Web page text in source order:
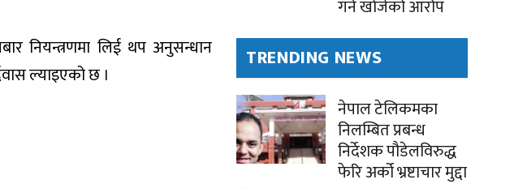
नियन्त्रणमा लिई थप अनुसन्धान
ल्याइएको छ ।
गर्न खोजेको आरोप
TRENDING NEWS
नेपाल टेलिकमका
निलम्बित प्रबन्ध
निर्देशक पौडेलविरुद्ध
फेरि अर्को भ्रष्टाचार मुद्दा